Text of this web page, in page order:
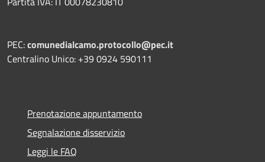
PEC:comunedialcamo.protocollo@pec.it
Centralino Unico: +39 0924 590111
Prenotazione appuntamento
Segnalazione disservizio
Leggi le FAQ